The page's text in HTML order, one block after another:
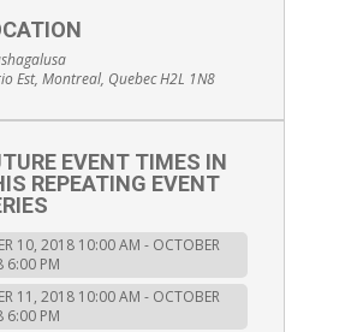
elle arrive à Montréal avec
sur le thème
SÉ MOUN)
d’origine, Marie
est désireuse de partager la
culturelle de son pays.
de totems et de tableaux,
présente ses créations
d'émotions dans l’étape de la
qui soulignent l’éclosion
Est, Montreal, Quebec H2L 1N8
EVENT TIMES IN
REPEATING EVENT
10, 2018 10:00 AM - OCTOBER
6:00 PM
11, 2018 10:00 AM - OCTOBER
6:00 PM